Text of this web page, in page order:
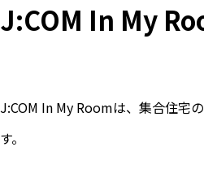
J:COM In My
J:COM In My Roomは、集合住宅
す。